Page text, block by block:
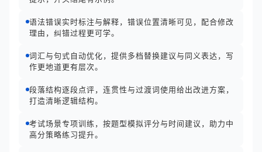
语法错误实时标注与解释，错误位置清晰可见，配合修改
理由，纠错过程更可学。
词汇与句式自动优化，提供多档替换建议与同义表达，写
作更地道更有层次。
段落结构逐段点评，连贯性与过渡词使用给出改进方案，
打造清晰逻辑结构。
考试场景专项训练，按题型模拟评分与时间建议，助力中
高分策略练习提升。